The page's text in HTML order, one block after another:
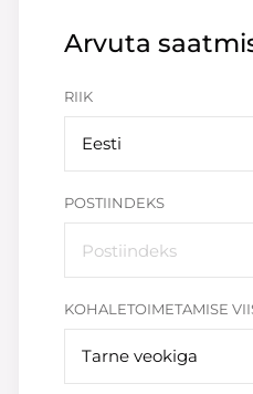
Arvuta
RIIK
Eesti
POSTIINDEKS
KOHALETOIMETAMISE
Tarne veokiga